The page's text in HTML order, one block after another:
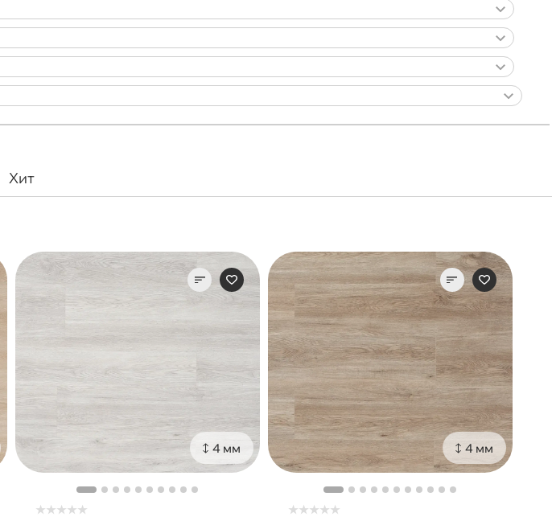
Хит
4 мм
★★★★★
4 мм
★★★★★